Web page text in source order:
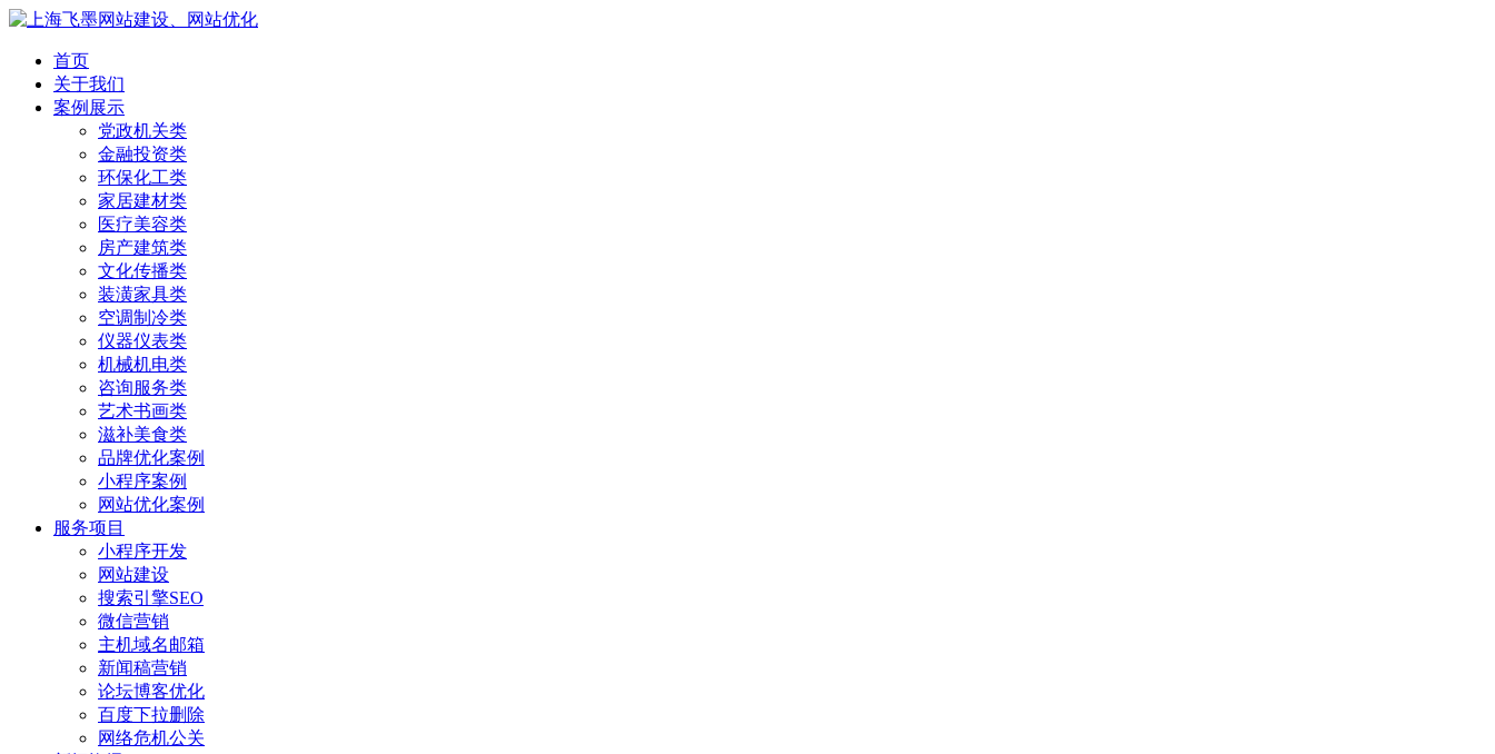
首页
关于我们
案例展示
党政机关类
金融投资类
环保化工类
家居建材类
医疗美容类
房产建筑类
文化传播类
装潢家具类
空调制冷类
仪器仪表类
机械机电类
咨询服务类
艺术书画类
滋补美食类
品牌优化案例
小程序案例
网站优化案例
服务项目
小程序开发
网站建设
搜索引擎SEO
微信营销
主机域名邮箱
新闻稿营销
论坛博客优化
百度下拉删除
网络危机公关